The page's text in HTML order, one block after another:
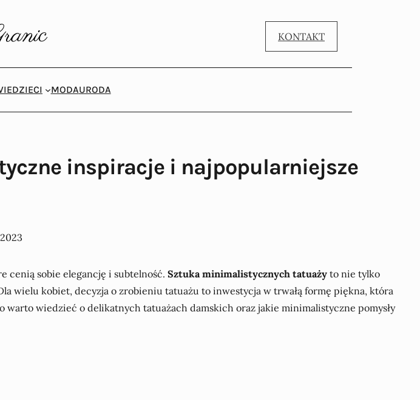
KONTAKT
DZIECI MODAURODA
inspiracje i najpopularniejsze
cenią sobie elegancję i subtelność. Sztuka minimalistycznych tatuaży to nie tylko
wielu kobiet, decyzja o zrobieniu tatuażu to inwestycja w trwałą formę piękna, która
wiedzieć o delikatnych tatuażach damskich oraz jakie minimalistyczne pomysły